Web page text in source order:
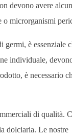
devono avere
o microrganismi
è essenziale
individuale,
è necessario
di qualità.
dolciaria. Le nostre